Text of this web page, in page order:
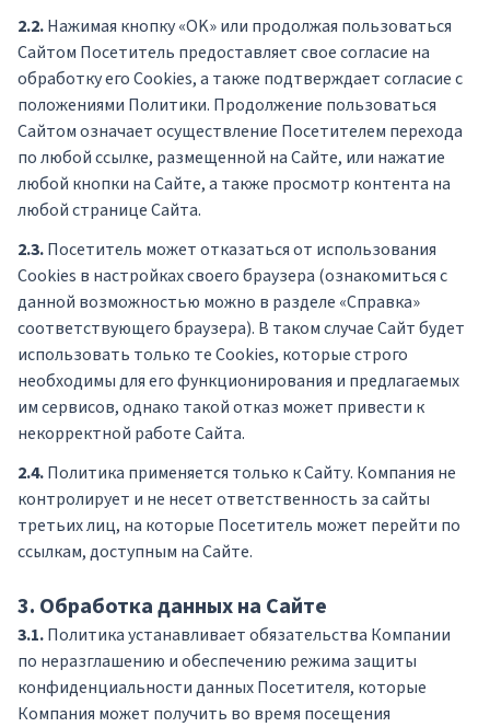
2.2.Нажимая кнопку «OK» или продолжая пользоваться
Сайтом Посетитель предоставляет свое согласие на
обработку его Сookies, а также подтверждает согласие с
положениями Политики. Продолжение пользоваться
Сайтом означает осуществление Посетителем перехода
по любой ссылке, размещенной на Сайте, или нажатие
любой кнопки на Сайте, а также просмотр контента на
любой странице Сайта.
2.3.Посетитель может отказаться от использования
Сookies в настройках своего браузера (ознакомиться с
данной возможностью можно в разделе «Справка»
соответствующего браузера). В таком случае Сайт будет
использовать только те Cookies, которые строго
необходимы для его функционирования и предлагаемых
им сервисов, однако такой отказ может привести к
некорректной работе Сайта.
2.4.Политика применяется только к Сайту. Компания не
контролирует и не несет ответственность за сайты
третьих лиц, на которые Посетитель может перейти по
ссылкам, доступным на Сайте.
3. Обработка данных на Сайте
3.1.Политика устанавливает обязательства Компании
по неразглашению и обеспечению режима защиты
конфиденциальности данных Посетителя, которые
Компания может получить во время посещения